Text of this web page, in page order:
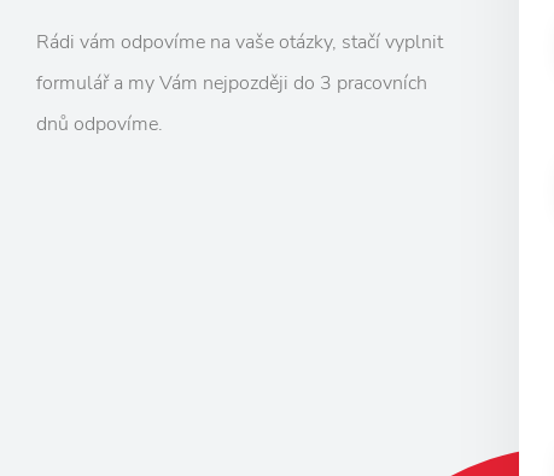
Rádi vám odpovíme na vaše otázky, stačí vyplnit
formulář a my Vám nejpozději do 3 pracovních
dnů odpovíme.